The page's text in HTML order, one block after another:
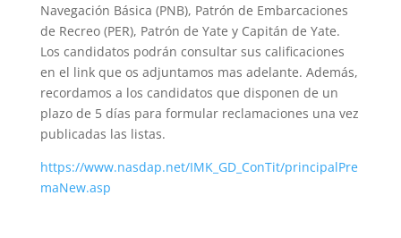
Navegación Básica (PNB), Patrón de Embarcaciones
de Recreo (PER), Patrón de Yate y Capitán de Yate.
Los candidatos podrán consultar sus calificaciones
en el link que os adjuntamos mas adelante. Además,
recordamos a los candidatos que disponen de un
plazo de 5 días para formular reclamaciones una vez
publicadas las listas.
https://www.nasdap.net/IMK_GD_ConTit/principalPre
maNew.asp